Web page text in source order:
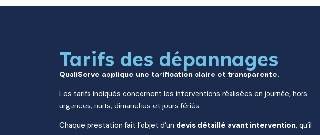
Tarifs des dépannages
QualiServe applique une tarification claire et transparente.
Les tarifs indiqués concernent les interventions réalisées en journée, hors
urgences, nuits, dimanches et jours fériés.
Chaque prestation fait l’objet d’un devis détaillé avant intervention, qu’il